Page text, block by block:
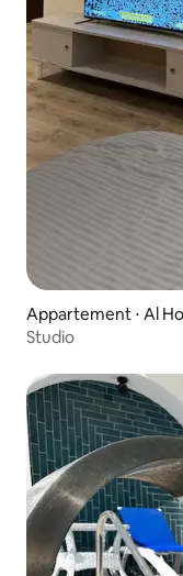
Appartement ⋅ Al
Studio